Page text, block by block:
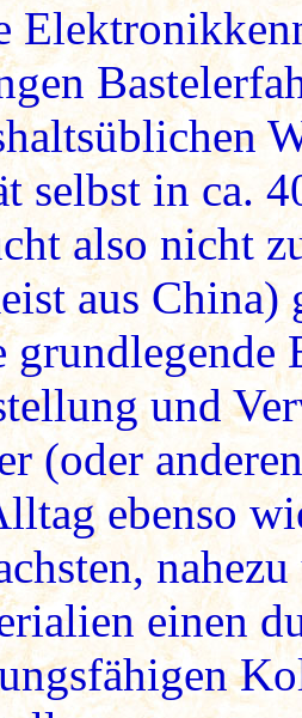
selbst in ca.
also nicht
aus
und
(oder
ebenso
einen